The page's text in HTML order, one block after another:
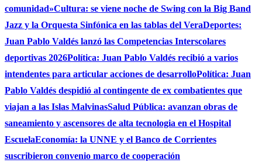
comunidad»Cultura: se viene noche de Swing con la Big Band
Jazz y la Orquesta Sinfónica en las tablas del VeraDeportes:
Juan Pablo Valdés lanzó las Competencias Interscolares
deportivas 2026Política: Juan Pablo Valdés recibió a varios
intendentes para articular acciones de desarrolloPolítica: Juan
Pablo Valdés despidió al contingente de ex combatientes que
viajan a las Islas MalvinasSalud Pública: avanzan obras de
saneamiento y ascensores de alta tecnologia en el Hospital
EscuelaEconomía: la UNNE y el Banco de Corrientes
suscribieron convenio marco de cooperación